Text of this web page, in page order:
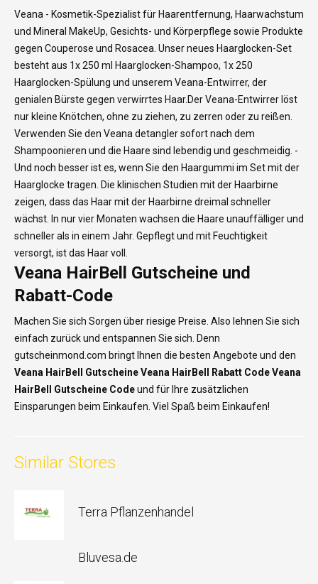
Veana - Kosmetik-Spezialist für Haarentfernung, Haarwachstum
und Mineral MakeUp, Gesichts- und Körperpflege sowie Produkte
gegen Couperose und Rosacea. Unser neues Haarglocken-Set
besteht aus 1x 250 ml Haarglocken-Shampoo, 1x 250
Haarglocken-Spülung und unserem Veana-Entwirrer, der
genialen Bürste gegen verwirrtes Haar.Der Veana-Entwirrer löst
nur kleine Knötchen, ohne zu ziehen, zu zerren oder zu reißen.
Verwenden Sie den Veana detangler sofort nach dem
Shampoonieren und die Haare sind lebendig und geschmeidig. -
Und noch besser ist es, wenn Sie den Haargummi im Set mit der
Haarglocke tragen. Die klinischen Studien mit der Haarbirne
zeigen, dass das Haar mit der Haarbirne dreimal schneller
wächst. In nur vier Monaten wachsen die Haare unauffälliger und
schneller als in einem Jahr. Gepflegt und mit Feuchtigkeit
versorgt, ist das Haar voll.
Veana HairBell Gutscheine und
Rabatt-Code
Machen Sie sich Sorgen über riesige Preise. Also lehnen Sie sich
einfach zurück und entspannen Sie sich. Denn
gutscheinmond.com bringt Ihnen die besten Angebote und den
Veana HairBell
Gutscheine Veana HairBell
Rabatt Code Veana
HairBell Gutscheine Codeund für Ihre zusätzlichen
Einsparungen beim Einkaufen. Viel Spaß beim Einkaufen!
Similar Stores
Terra Pflanzenhandel
Bluvesa.de